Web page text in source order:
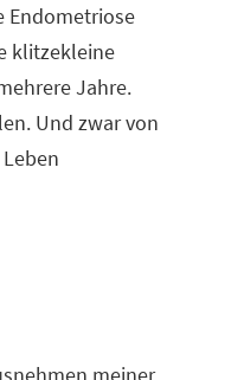
Endometriose
klitzekleine
Jahre.
Und zwar von
meiner